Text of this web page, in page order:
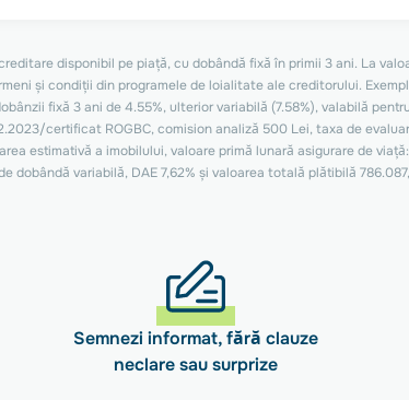
disponibil pe piață, cu dobândă fixă în primii 3 ani. La
și condiții din programele de loialitate ale creditorului.
fixă 3 ani de 4.55%, ulterior variabilă (7.58%), valabilă
certificat ROGBC, comision analiză 500 Lei, taxa de
estimativă a imobilului, valoare primă lunară asigurare de
dobândă variabilă, DAE 7,62% și valoarea totală plătibilă
Semnezi informat, fără clauze
neclare sau surprize